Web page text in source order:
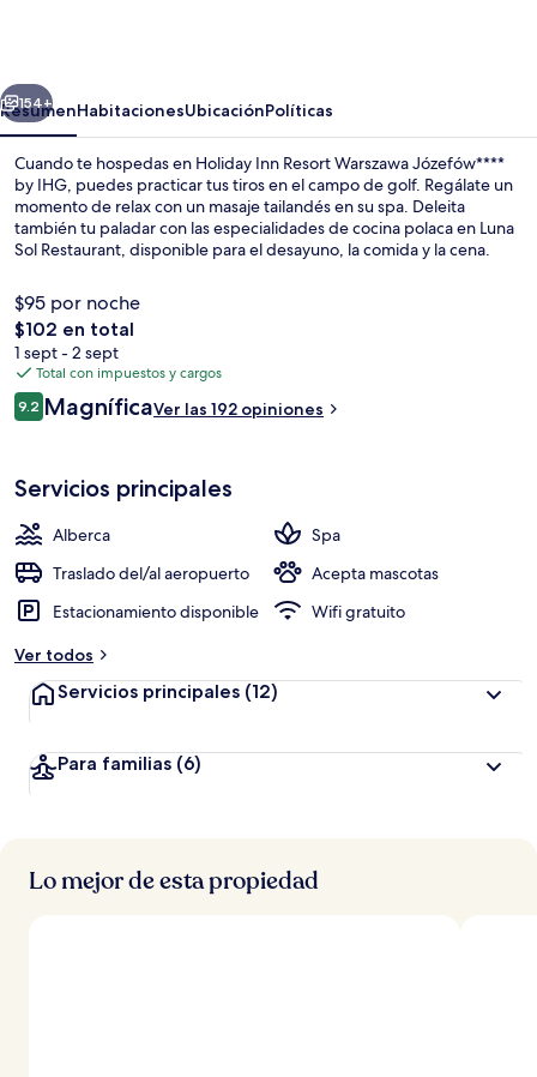
Józefów****
by
IHG
Siguiente
154+
ResumenHabitacionesUbicaciónPolíticas
Cuando te hospedas en Holiday Inn Resort Warszawa Józefów****
by IHG, puedes practicar tus tiros en el campo de golf. Regálate un
momento de relax con un masaje tailandés en su spa. Deleita
también tu paladar con las especialidades de cocina polaca en Luna
Sol Restaurant, disponible para el desayuno, la comida y la cena.
bar o lounge.
$95 por noche
El
precio
total
es
de
$102 en total
1 sept - 2 sept
Total con impuestos y cargos
Opiniones
9.29.2 de 10,
MagníficaVer las 192 opiniones
Servicios principales
Alberca
Spa
Traslado del/al aeropuerto
Acepta mascotas
Estacionamiento disponible
Wifi gratuito
Ver todos
Servicios principales (12)
Para familias (6)
Lo mejor de esta propiedad